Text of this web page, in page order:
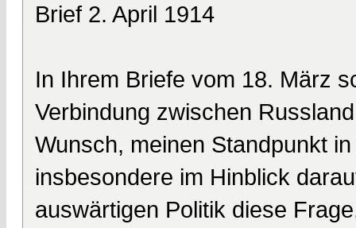
Brief 2. April 1914
In Ihrem Briefe vom 18. März
Verbindung zwischen
Wunsch, meinen Standpunkt
insbesondere im Hinblick
auswärtigen Politik diese